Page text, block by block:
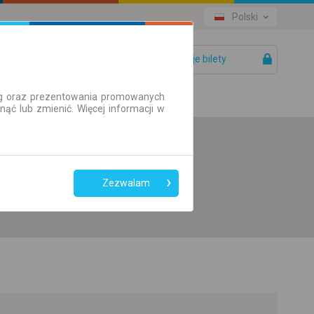
Polski
Twoje bilety
przesiadek
Tylko bilet online
oraz prezentowania promowanych
lub zmienić. Więcej informacji w
Zezwalam